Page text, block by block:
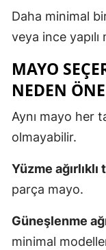
Daha minimal
veya ince
MAYO
NEDEN
Aynı mayo her
olmayabilir.
Yüzme ağırlıklı
parça mayo.
Güneşlenme
minimal